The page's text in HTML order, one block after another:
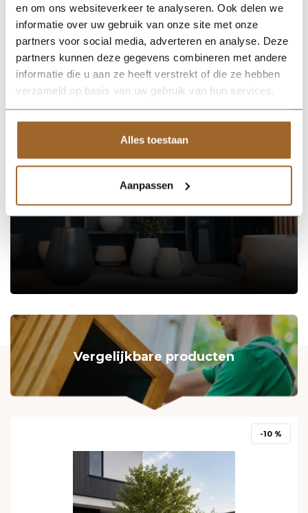
en om ons websiteverkeer te analyseren. Ook delen we
informatie over uw gebruik van onze site met onze
partners voor social media, adverteren en analyse. Deze
partners kunnen deze gegevens combineren met andere
informatie die u aan ze heeft verstrekt of die ze hebben
verzameld op basis van uw gebruik van hun services.
Alles toestaan
Aanpassen
nodig.
Kies je voor een grote plantenbak met bodem? Maak dan
gebruik van potgrond en hydrokorrels.
Deze plantenbakken maken deel uit van ons
assortimentplantenbakken voor buiten!
hulp?
Vergelijkbare producten
-10 %